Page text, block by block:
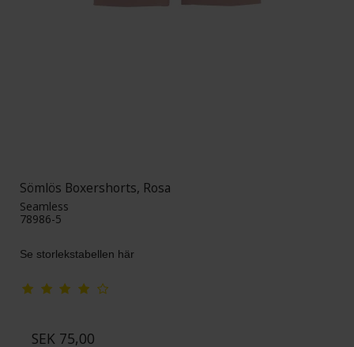
Sömlös Boxershorts, Rosa
Seamless
78986-5
Se storlekstabellen här
SEK 75,00